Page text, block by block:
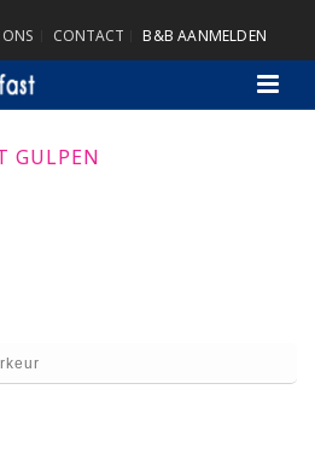
ONS CONTACT B&B AANMELDEN
GULPEN